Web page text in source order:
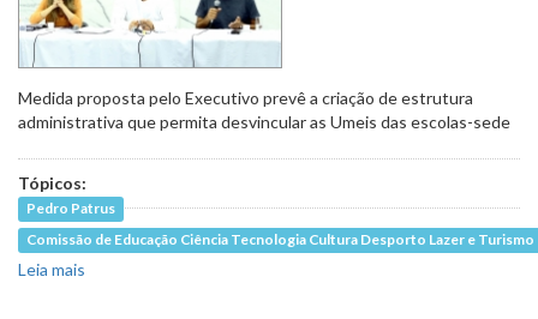
Medida proposta pelo Executivo prevê a criação de estrutura
administrativa que permita desvincular as Umeis das escolas-sede
Tópicos:
Pedro Patrus
Comissão de Educação Ciência Tecnologia Cultura Desporto Lazer e Turismo
Leia mais